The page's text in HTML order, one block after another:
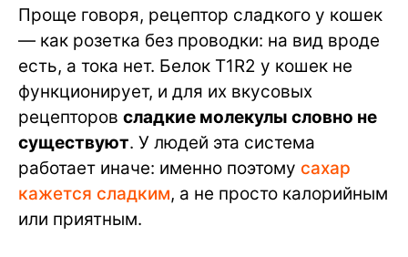
Проще говоря, рецептор сладкого у кошек
— как розетка без проводки: на вид вроде
есть, а тока нет. Белок T1R2 у кошек не
функционирует, и для их вкусовых
рецепторов сладкие молекулы словно не
существуют. У людей эта система
работает иначе: именно поэтому сахар
кажется сладким, а не просто калорийным
или приятным.